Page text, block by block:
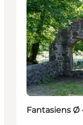
Fantasiens Ø